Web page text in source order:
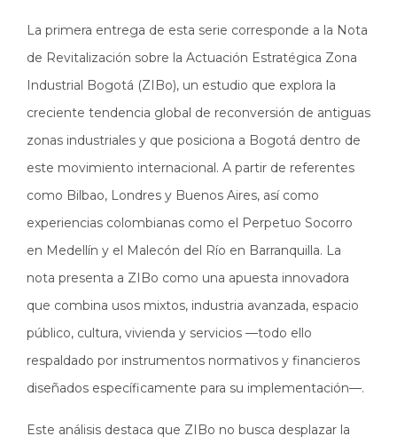
La primera entrega de esta serie corresponde a la Nota
de Revitalización sobre la Actuación Estratégica Zona
Industrial Bogotá (ZIBo), un estudio que explora la
creciente tendencia global de reconversión de antiguas
zonas industriales y que posiciona a Bogotá dentro de
este movimiento internacional. A partir de referentes
como Bilbao, Londres y Buenos Aires, así como
experiencias colombianas como el Perpetuo Socorro
en Medellín y el Malecón del Río en Barranquilla. La
nota presenta a ZIBo como una apuesta innovadora
que combina usos mixtos, industria avanzada, espacio
público, cultura, vivienda y servicios —todo ello
respaldado por instrumentos normativos y financieros
diseñados específicamente para su implementación—.
Este análisis destaca que ZIBo no busca desplazar la